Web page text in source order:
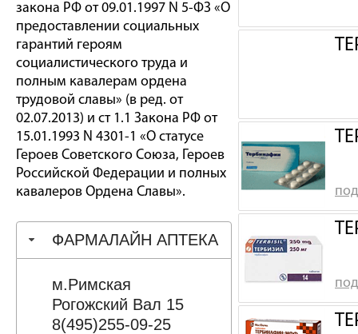
закона РФ от 09.01.1997 N 5-ФЗ «О
предоставлении социальных
гарантий героям
социалистического труда и
полным кавалерам ордена
трудовой славы» (в ред. от
02.07.2013) и ст 1.1 Закона РФ от
15.01.1993 N 4301-1 «О статусе
Героев Советского Союза, Героев
Российской Федерации и полных
кавалеров Ордена Славы».
ФАРМАЛАЙН АПТЕКА
м.Римская
Рогожский Вал 15
8(495)255-09-25